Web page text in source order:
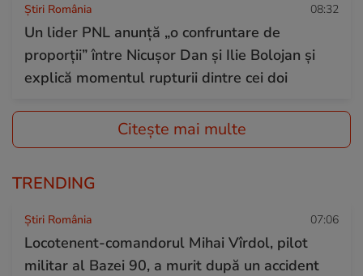
Știri România 08:32
Un lider PNL anunță „o confruntare de
proporții” între Nicușor Dan și Ilie Bolojan și
explică momentul rupturii dintre cei doi
Citește mai multe
TRENDING
Știri România 07:06
Locotenent-comandorul Mihai Vîrdol, pilot
militar al Bazei 90, a murit după un accident